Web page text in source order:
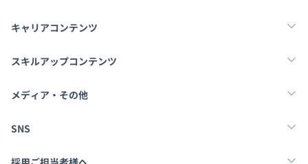
キャリアコンテンツ
転職・キャリア
スキルアップコンテンツ
学習
メディア・その他
Tech Team Journal
SNS
X